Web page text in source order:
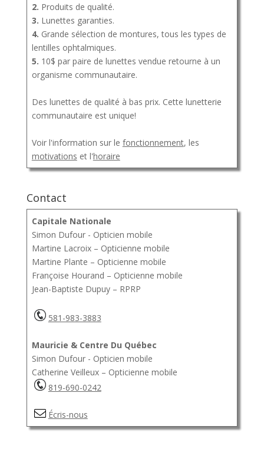
2. Produits de qualité.
3. Lunettes garanties.
4. Grande sélection de montures, tous les types de
lentilles ophtalmiques.
5. 10$ par paire de lunettes vendue retourne à un
organisme communautaire.
Des lunettes de qualité à bas prix. Cette lunetterie
communautaire est unique!
Voir l'information sur le fonctionnement, les
motivations et l'horaire
Contact
Capitale Nationale
Simon Dufour - Opticien mobile
Martine Lacroix – Opticienne mobile
Martine Plante – Opticienne mobile
Françoise Hourand – Opticienne mobile
Jean-Baptiste Dupuy – RPRP
581-983-3883
Mauricie & Centre Du Québec
Simon Dufour - Opticien mobile
Catherine Veilleux – Opticienne mobile
819-690-0242
Écris-nous